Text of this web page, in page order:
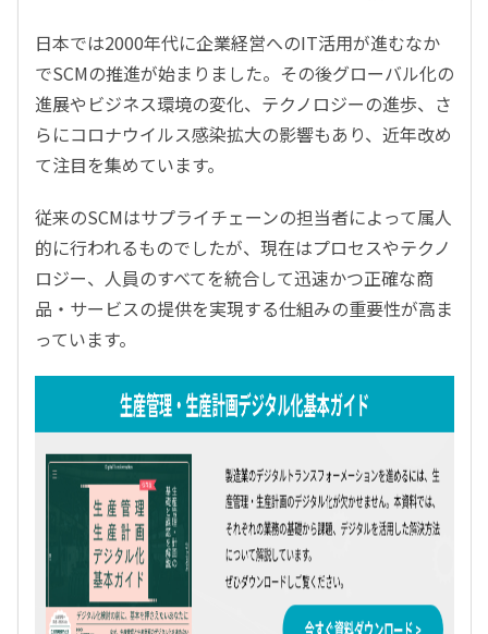
日本では2000年代に企業経営へのIT活用が進むなか
でSCMの推進が始まりました。その後グローバル化の
進展やビジネス環境の変化、テクノロジーの進歩、さ
らにコロナウイルス感染拡大の影響もあり、近年改め
て注目を集めています。
従来のSCMはサプライチェーンの担当者によって属人
的に行われるものでしたが、現在はプロセスやテクノ
ロジー、人員のすべてを統合して迅速かつ正確な商
品・サービスの提供を実現する仕組みの重要性が高ま
っています。